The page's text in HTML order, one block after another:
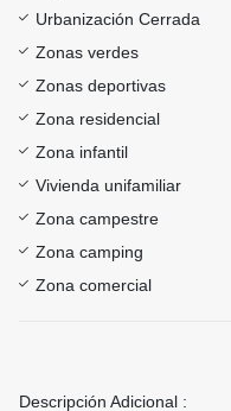
Urbanización Cerrada
Zonas verdes
Zonas deportivas
Zona residencial
Zona infantil
Vivienda unifamiliar
Zona campestre
Zona camping
Zona comercial
Descripción Adicional :